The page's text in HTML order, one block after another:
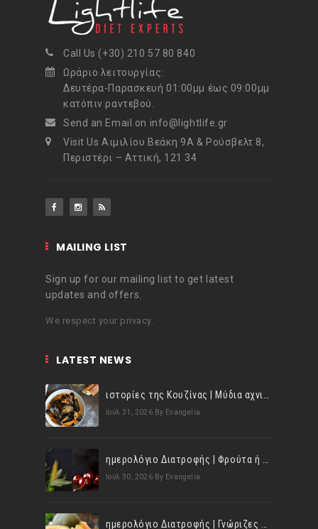
Call Us (+30) 210 57 80 840
Ωράριο λειτουργίας:
Δευτέρα-Παρασκευή 01:00μμ έως 09:00μμ
κατόπιν ραντεβού.
Send an Email on info@lightlife.gr
Visit Us Αιμιλίου Βεάκη 9Α & Ρούσβελτ 8,
Περιστέρι – Αττική, 121 34
MAILING LIST
Sign up for our mailing list to get latest
updates and offers.
We respect your privacy.
LATEST NEWS
Ιούλ 31, 2026 By Evangelia
Ιούλ 30, 2026 By Evangelia